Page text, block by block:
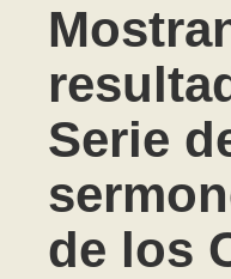
Serie
de los